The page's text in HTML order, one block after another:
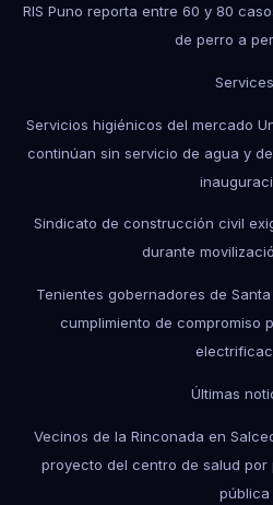
RIS Puno reporta entre 60 y 80
de perro a
Services
Servicios higiénicos del mercado
continúan sin servicio de agua y
Sindicato de construcción civil
durante
Tenientes gobernadores de
cumplimiento de compromiso
Últimas
Vecinos de la Rinconada en
proyecto del centro de salud
pública